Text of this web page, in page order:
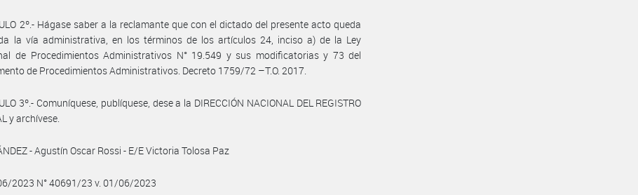
2º.- Hágase saber a la reclamante que con el dictado del presente acto queda
la vía administrativa, en los términos de los artículos 24, inciso a) de la Ley
de Procedimientos Administrativos N° 19.549 y sus modificatorias y 73 del
de Procedimientos Administrativos. Decreto 1759/72 –T.O. 2017.
3º.- Comuníquese, publíquese, dese a la DIRECCIÓN NACIONAL DEL REGISTRO
y archívese.
- Agustín Oscar Rossi - E/E Victoria Tolosa Paz
2023 N° 40691/23 v. 01/06/2023